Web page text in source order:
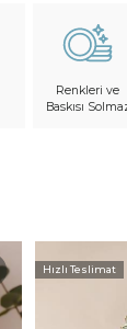
Renkleri ve
Baskısı
Hızlı Teslimat